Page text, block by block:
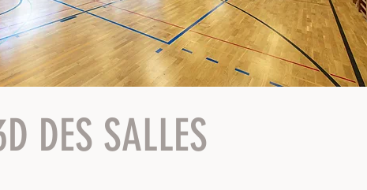
DES SALLES